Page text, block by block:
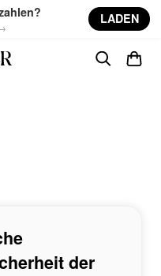
LADEN
der